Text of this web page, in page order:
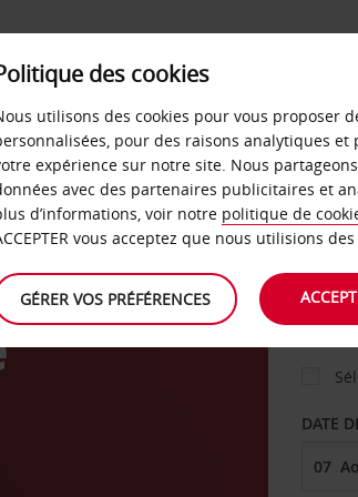
LIBRE-SERVICE
DATE
des cookies
utilisons des cookies pour vous proposer
pour des raisons analytiques et
expérience sur notre site. Nous
avec des partenaires publicitaires et
d’informations, voir notre politique de
vous acceptez que nous utilisions
GÉRER VOS PRÉFÉRENCES